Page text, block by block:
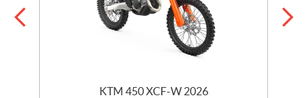
KTM 450 XCF-W 2026